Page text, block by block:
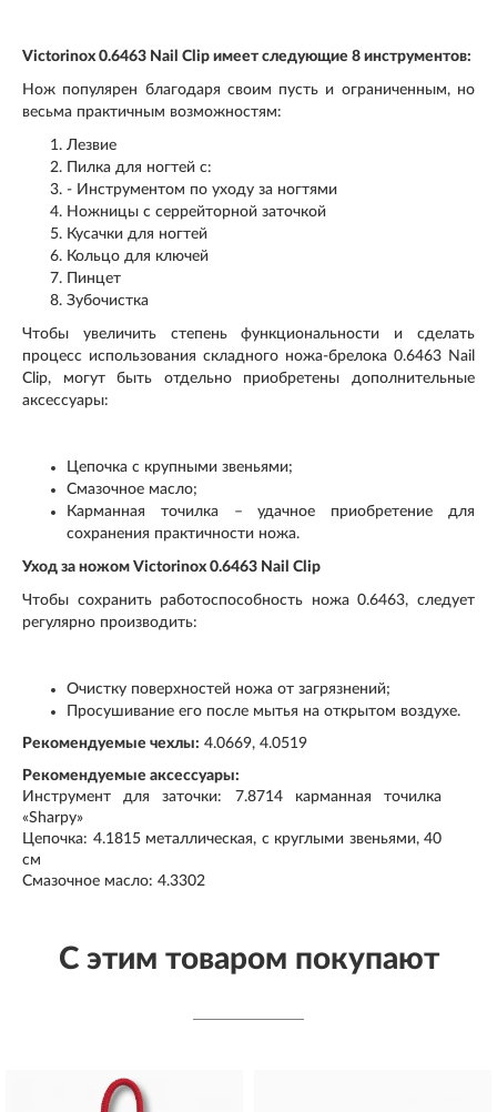
Victorinox 0.6463 Nail Сlip имеет следующие 8 инструментов:
Нож популярен благодаря своим пусть и ограниченным, но
весьма практичным возможностям:
Лезвие
Пилка для ногтей с:
- Инструментом по уходу за ногтями
Ножницы с серрейторной заточкой
Кусачки для ногтей
Кольцо для ключей
Пинцет
Зубочистка
Чтобы увеличить степень функциональности и сделать
процесс использования складного ножа-брелока 0.6463 Nail
Clip, могут быть отдельно приобретены дополнительные
аксессуары:
Цепочка с крупными звеньями;
Смазочное масло;
Карманная точилка – удачное приобретение для
сохранения практичности ножа.
Уход за ножом Victorinox 0.6463 Nail Сlip
Чтобы сохранить работоспособность ножа 0.6463, следует
регулярно производить:
Очистку поверхностей ножа от загрязнений;
Просушивание его после мытья на открытом воздухе.
Рекомендуемые чехлы: 4.0669, 4.0519
Рекомендуемые аксессуары:
Инструмент для заточки: 7.8714 карманная точилка
«Sharpy»
Цепочка: 4.1815 металлическая, с круглыми звеньями, 40
см
Смазочное масло: 4.3302
С этим товаром покупают